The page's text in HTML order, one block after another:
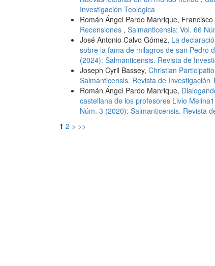
Investigación Teológica
Román Ángel Pardo Manrique,
Recensiones , Salmanticensis: Vol. 66
José Antonio Calvo Gómez, La
sobre la fama de milagros de san Pedro
(2024): Salmanticensis. Revista de
Joseph Cyril Bassey, Christian
Salmanticensis. Revista de Investigación
Román Ángel Pardo Manrique,
castellana de los profesores Livio
Núm. 3 (2020): Salmanticensis. Revista
1 2 > >>